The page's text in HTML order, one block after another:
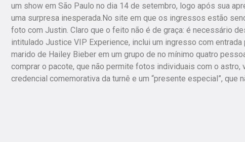
um show em São Paulo no dia 14 de setembro, logo após sua
uma surpresa inesperada.No site em que os ingressos estão
foto com Justin. Claro que o feito não é de graça: é necessário
intitulado Justice VIP Experience, inclui um ingresso com
marido de Hailey Bieber em um grupo de no mínimo quatro
comprar o pacote, que não permite fotos individuais com o
credencial comemorativa da turnê e um “presente especial”,